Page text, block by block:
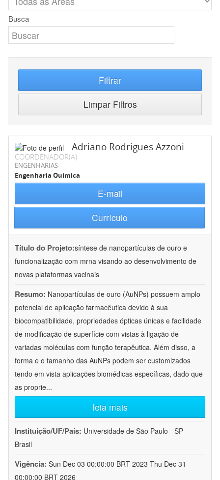
Busca
Filtrar
Limpar Filtros
Adriano Rodrigues Azzoni
COORDENADOR(A)
ENGENHARIAS
Engenharia Química
E-mail
Currículo
Título do Projeto:síntese de nanopartículas de ouro e
funcionalização com mrna visando ao desenvolvimento de
novas plataformas vacinais
Resumo: Nanopartículas de ouro (AuNPs) possuem amplo
potencial de aplicação farmacêutica devido à sua
biocompatibilidade, propriedades ópticas únicas e facilidade
de modificação de superfície com vistas à ligação de
variadas moléculas com função terapêutica. Além disso, a
forma e o tamanho das AuNPs podem ser customizados
tendo em vista aplicações biomédicas específicas, dado que
as proprie...
leia mais
Instituição/UF/País: Universidade de São Paulo - SP -
Brasil
Vigência: Sun Dec 03 00:00:00 BRT 2023-Thu Dec 31
00:00:00 BRT 2026